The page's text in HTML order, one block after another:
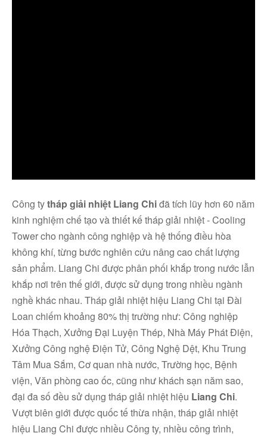
Công tytháp giải nhiệt Liang Chiđã tích lũy hơn 60 năm
kinh nghiệm chế tạo và thiết kế tháp giải nhiệt - Cooling
Tower cho ngành công nghiệp và hệ thống điều hòa
không khí, từng bước nghiên cứu nâng cao chất lượng
sản phẩm. Liang Chi được phân phối khắp trong nước lẫn
khắp nơi trên thế giới, được sử dụng trong nhiều ngành
nghề khác nhau. Tháp giải nhiệt hiệu Liang Chi tại Đài
Loan chiếm khoảng 80% thị trường như: Công nghiệp
Hóa Thạch, Xưởng Đại Luyện Thép, Nhà Máy Phát Điện,
Xưởng Công nghệ Điện Tử, Công Nghệ Dệt, Khu Trung
Tâm Mua Sắm, Cơ quan nhà nước, Trường học, Bệnh
viện, Văn phòng cao ốc, cũng như khách sạn năm sao,
đại đa số đều sử dụng tháp giải nhiệt hiệu Liang Chi.
Vượt biên giới được quốc tế thừa nhận, tháp giải nhiệt
hiệu Liang Chi được nhiều Công ty, nhiều công trình,